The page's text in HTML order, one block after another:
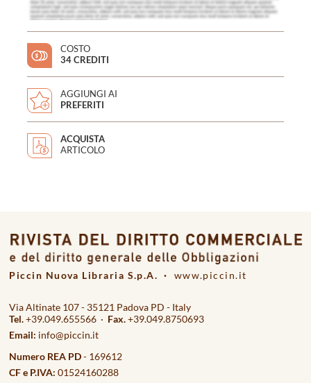
COSTO
34 CREDITI
AGGIUNGI AI
PREFERITI
ACQUISTA
ARTICOLO
Piccin Nuova Libraria S.p.A. · www.piccin.it
Via Altinate 107 - 35121 Padova PD - Italy
Tel.+39.049.655566 · Fax.+39.049.8750693
Email: info@piccin.it
Numero REA PD- 169612
CF e P.IVA: 01524160288